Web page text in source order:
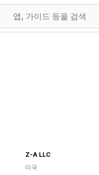
Z-A LLC
미국